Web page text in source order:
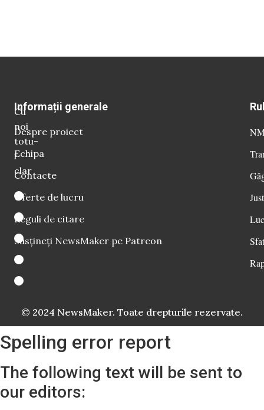
Cu
noi
totu-
i
clar
Informații generale
Despre proiect
Echipa
Contacte
Oferte de lucru
Reguli de citare
Susțineți NewsMaker pe Patreon
© 2024 NewsMaker. Toate drepturile rezervate.
Spelling error report
The following text will be sent to
our editors: